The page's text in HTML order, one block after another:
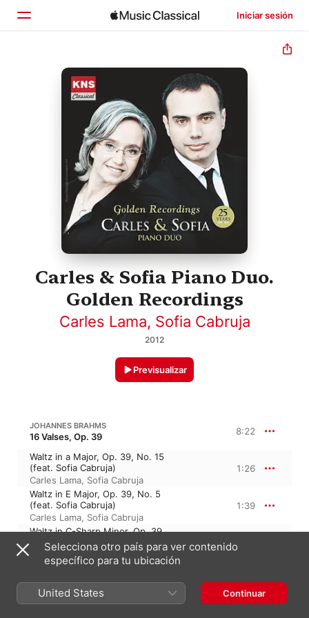
Iniciar sesión
Inicio
Explorar
Carles & Sofia Piano Duo.
Golden Recordings
Carles Lama, Sofia Cabruja
2012
Previsualizar
JOHANNES BRAHMS
16 Valses, Op. 39 8:22
Waltz in a Major, Op. 39, No. 15
(feat. Sofia Cabruja)
Carles Lama, Sofia Cabruja
1:26
Waltz in E Major, Op. 39, No. 5
(feat. Sofia Cabruja)
Carles Lama, Sofia Cabruja
1:39
Waltz in C-Sharp Minor, Op. 39,
No. 7 (feat. Sofia Cabruja)
Carles Lama, Sofia Cabruja
2:03
Waltz in B Minor, Op. 39, No. 11
(feat. Sofia Cabruja)
Carles Lama,Sofia Cabruja
1:29
Waltz in a Minor, Op. 39, No. 14
Selecciona otro país para ver contenido
específico para tu ubicación
United States Continuar